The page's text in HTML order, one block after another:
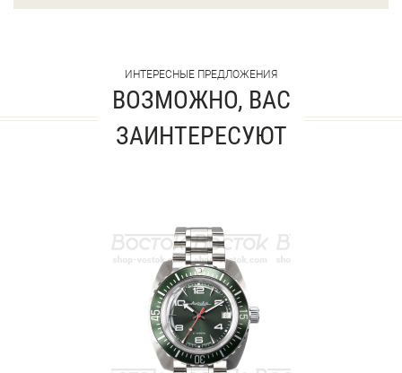
ИНТЕРЕСНЫЕ ПРЕДЛОЖЕНИЯ
ВОЗМОЖНО, ВАС
ЗАИНТЕРЕСУЮТ